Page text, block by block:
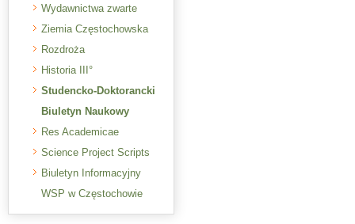
Wydawnictwa zwarte
Ziemia Częstochowska
Rozdroża
Historia III°
Studencko-Doktorancki
Biuletyn Naukowy
Res Academicae
Science Project Scripts
Biuletyn Informacyjny
WSP w Częstochowie